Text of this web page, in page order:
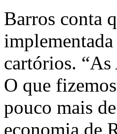
Barros conta
implementada
cartórios. “As
O que
pouco mais
economia de